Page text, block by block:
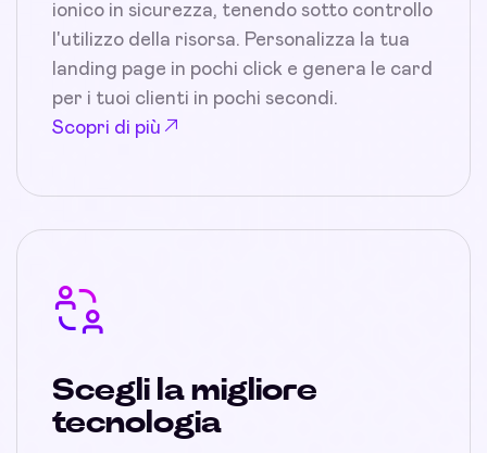
ionico in sicurezza, tenendo sotto controllo
l'utilizzo della risorsa. Personalizza la tua
landing page in pochi click e genera le card
per i tuoi clienti in pochi secondi.
Scopri di più
Scegli la migliore
tecnologia